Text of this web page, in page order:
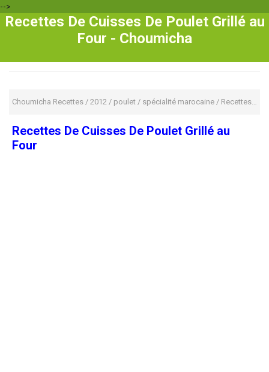
-->
Recettes De Cuisses De Poulet Grillé au
Four - Choumicha
Choumicha Recettes / 2012 / poulet / spécialité marocaine / Recettes De Cuisses De Poulet Grillé au Four
Recettes De Cuisses De Poulet Grillé au
Four